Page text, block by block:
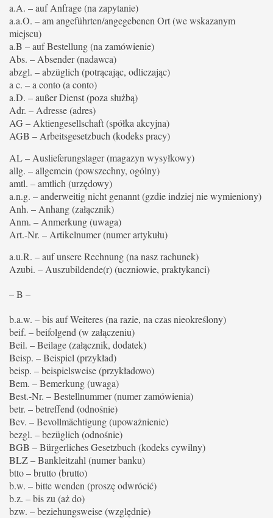
a.A. – auf Anfrage (na zapytanie)
a.a.O. – am angeführten/angegebenen Ort (we wskazanym
miejscu)
a.B – auf Bestellung (na zamówienie)
Abs. – Absender (nadawca)
abzgl. – abzüglich (potrącając, odliczając)
a c. – a conto (a conto)
a.D. – außer Dienst (poza służbą)
Adr. – Adresse (adres)
AG – Aktiengesellschaft (spółka akcyjna)
AGB – Arbeitsgesetzbuch (kodeks pracy)
AL – Auslieferungslager (magazyn wysyłkowy)
allg. – allgemein (powszechny, ogólny)
amtl. – amtlich (urzędowy)
a.n.g. – anderweitig nicht genannt (gzdie indziej nie wymieniony)
Anh. – Anhang (załącznik)
Anm. – Anmerkung (uwaga)
Art.-Nr. – Artikelnumer (numer artykułu)
a.u.R. – auf unsere Rechnung (na nasz rachunek)
Azubi. – Auszubildende(r) (uczniowie, praktykanci)
– B –
b.a.w. – bis auf Weiteres (na razie, na czas nieokreślony)
beif. – beifolgend (w załączeniu)
Beil. – Beilage (załącznik, dodatek)
Beisp. – Beispiel (przykład)
beisp. – beispielsweise (przykładowo)
Bem. – Bemerkung (uwaga)
Best.-Nr. – Bestellnummer (numer zamówienia)
betr. – betreffend (odnośnie)
Bev. – Bevollmächtigung (upoważnienie)
bezgl. – bezüglich (odnośnie)
BGB – Bürgerliches Gesetzbuch (kodeks cywilny)
BLZ – Bankleitzahl (numer banku)
btto – brutto (brutto)
b.w. – bitte wenden (proszę odwrócić)
b.z. – bis zu (aż do)
bzw. – beziehungsweise (względnie)